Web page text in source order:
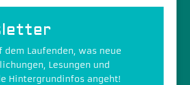
dem Laufenden, was neue
Lesungen und
Hintergrundinfos angeht!